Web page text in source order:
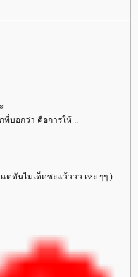
ที่บอกว่า คือการให้ ..
ต่ดันไม่เด็ดซะแว้ววว เหะ ๆๆ )